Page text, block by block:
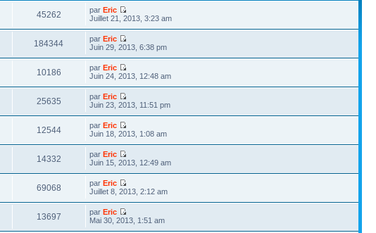
45262 parEric
Juillet 21, 2013, 3:23 am
184344 parEric
Juin 29, 2013, 6:38 pm
10186 parEric
Juin 24, 2013, 12:48 am
25635 parEric
Juin 23, 2013, 11:51 pm
12544 parEric
Juin 18, 2013, 1:08 am
14332 parEric
Juin 15, 2013, 12:49 am
69068 parEric
Juillet 8, 2013, 2:12 am
13697 parEric
Mai 30, 2013, 1:51 am